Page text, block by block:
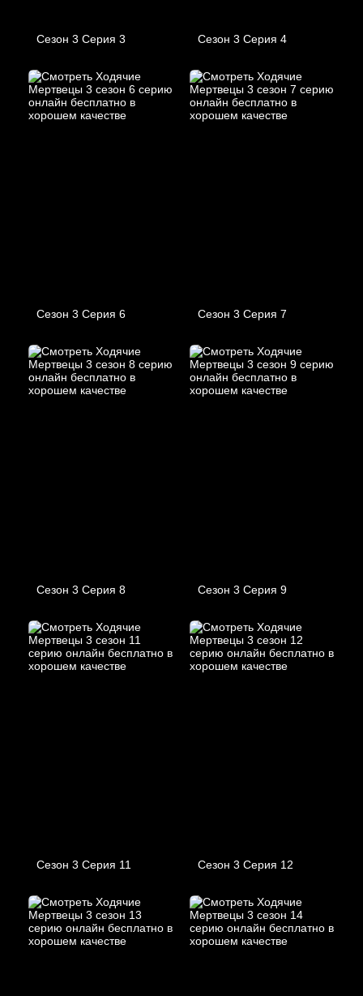
Сезон 3 Серия 3 Сезон 3 Серия 4
Сезон 3 Серия 6 Сезон 3 Серия 7
Сезон 3 Серия 8 Сезон 3 Серия 9
Сезон 3 Серия 11 Сезон 3 Серия 12